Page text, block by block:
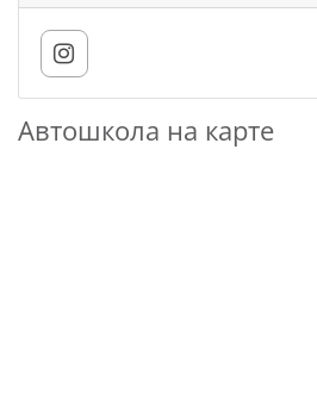
Автошкола на карте